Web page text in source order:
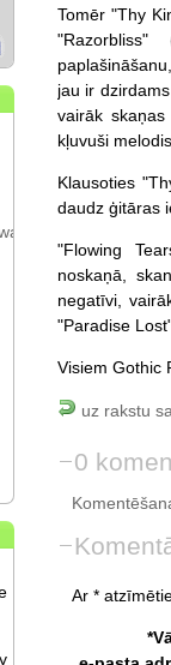
Tomēr "Thy
jau ir
vairāk
kļuvuši
Klausoties
daudz ģitāras
"Flowing
noskaņā,
negatīvi,
"Paradise
Visiem Gothic
uz rakstu
0
Ar *